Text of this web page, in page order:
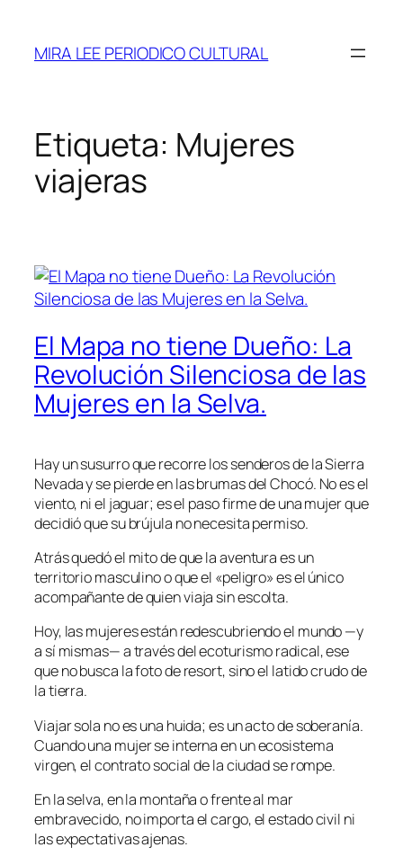
contenido
MIRA LEE PERIODICO CULTURAL
Etiqueta: Mujeres
viajeras
El Mapa no tiene Dueño: La
Revolución Silenciosa de las
Mujeres en la Selva.
Hay un susurro que recorre los senderos de la Sierra
Nevada y se pierde en las brumas del Chocó. No es el
viento, ni el jaguar; es el paso firme de una mujer que
decidió que su brújula no necesita permiso.
Atrás quedó el mito de que la aventura es un
territorio masculino o que el «peligro» es el único
acompañante de quien viaja sin escolta.
Hoy, las mujeres están redescubriendo el mundo —y
a sí mismas— a través del ecoturismo radical, ese
que no busca la foto de resort, sino el latido crudo de
la tierra.
Viajar sola no es una huida; es un acto de soberanía.
Cuando una mujer se interna en un ecosistema
virgen, el contrato social de la ciudad se rompe.
En la selva, en la montaña o frente al mar
embravecido, no importa el cargo, el estado civil ni
las expectativas ajenas.